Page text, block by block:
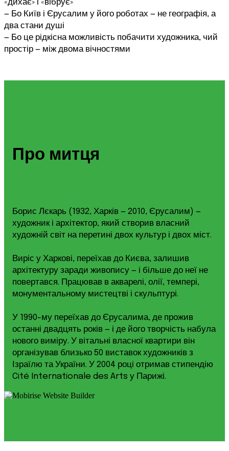
«дихає» і «вібрує»
— Бо Київ і Єрусалим у його роботах — не географія, а
два стани душі
— Бо це рідкісна можливість побачити художника, чий
простір — між двома вічностями
Про митця
Борис Лєкарь (1932, Харків — 2010, Єрусалим) —
художник і архітектор, який створив власний
художній світ на перетині двох культур і двох міст.
Виріс у Харкові, переїхав до Києва, залишив
архітектуру заради живопису — і більше до неї не
повертався. Працював в акварелі, олії, темпері,
монументальному мистецтві і скульптурі.
У 1990-му переїхав до Єрусалима, де прожив
останні двадцять років — і де його творчість набула
нового виміру. У вітальні власної квартири він
організував близько 50 виставок художників з
Ізраїлю та України. У 2004 році отримав стипендію
Cité Internationale des Arts у Парижі.